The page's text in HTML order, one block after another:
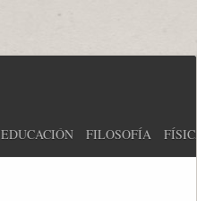
EDUCACIÓN FILOSOFÍA